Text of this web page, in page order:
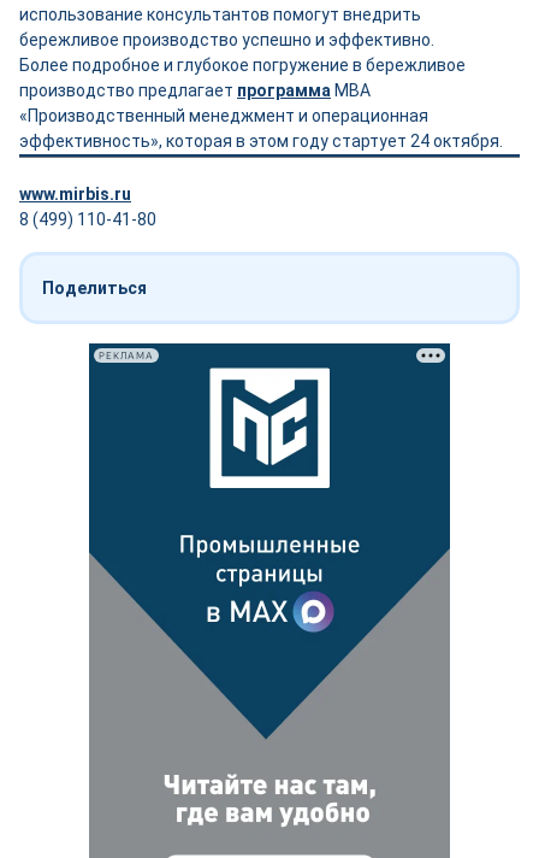
использование консультантов помогут внедрить
бережливое производство успешно и эффективно.
Более подробное и глубокое погружение в бережливое
производство предлагает программа МВА
«Производственный менеджмент и операционная
эффективность», которая в этом году стартует 24 октября.
www.mirbis.ru
8 (499) 110-41-80
Поделиться
РЕКЛАМА